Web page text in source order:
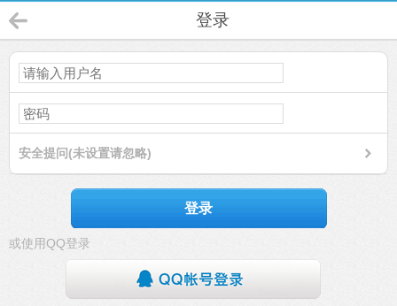
登录
安全提问(未设置请忽略)
登录
或使用QQ登录